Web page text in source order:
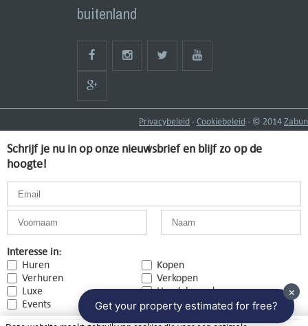
buitenland
Privacybeleid-Cookiebeleid- © 2014Zabun
Schrijf je nu in op onze nieuwsbrief en blijf zo op de
hoogte!
Interesse in:
Huren
Kopen
Verhuren
Verkopen
Luxe
Handelspanden
Events